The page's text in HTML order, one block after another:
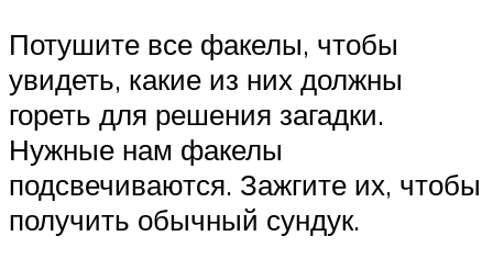
Потушите все факелы, чтобы
увидеть, какие из них должны
гореть для решения загадки.
Нужные нам факелы
подсвечиваются. Зажгите их, чтобы
получить обычный сундук.